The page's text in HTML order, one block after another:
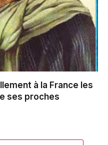
à la France les
ses proches